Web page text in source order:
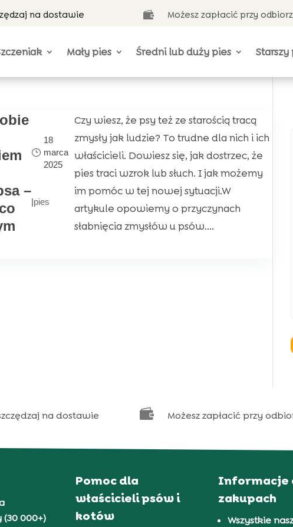
na dostawie  Możesz zapłacić przy
Mały pies Średni lub duży pies Starszy
–
18
marca
2025
|pies
Czy wiesz, że psy też ze starością tracą
zmysły jak ludzie? To trudne dla nich i ich
właścicieli. Dowiesz się, jak dostrzec, że
pies traci wzrok lub słuch. I jak możemy
im pomóc w tej nowej sytuacji.W
artykule opowiemy o przyczynach
słabnięcia zmysłów u psów....
na dostawie  Możesz zapłacić przy
(30 000+)
Pomoc dla
właścicieli psów i
kotów
Informacje
zakupach
Wszystkie